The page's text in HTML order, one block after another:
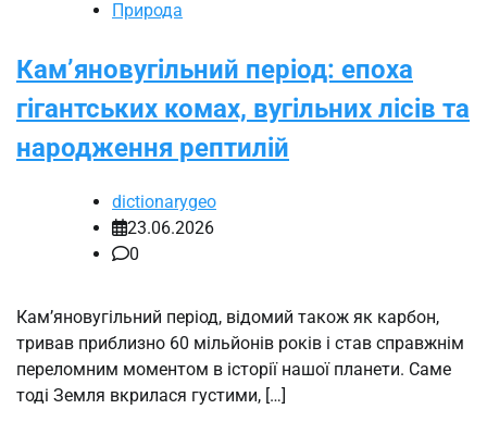
Природа
Кам’яновугільний період: епоха
гігантських комах, вугільних лісів та
народження рептилій
dictionarygeo
23.06.2026
0
Кам’яновугільний період, відомий також як карбон,
тривав приблизно 60 мільйонів років і став справжнім
переломним моментом в історії нашої планети. Саме
тоді Земля вкрилася густими, […]